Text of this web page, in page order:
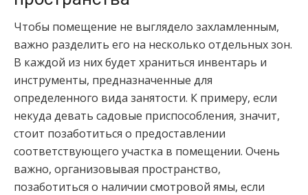
Чтобы помещение не выглядело захламленным,
важно разделить его на несколько отдельных зон.
В каждой из них будет храниться инвентарь и
инструменты, предназначенные для
определенного вида занятости. К примеру, если
некуда девать садовые приспособления, значит,
стоит позаботиться о предоставлении
соответствующего участка в помещении. Очень
важно, организовывая пространство,
позаботиться о наличии смотровой ямы, если